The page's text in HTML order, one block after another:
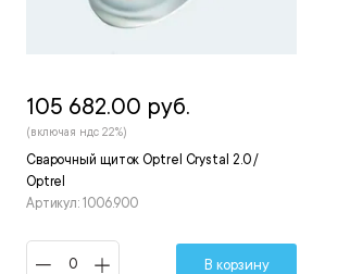
Сварочный щиток Optrel Сrystal 2.0 /
Optrel
Артикул: 1006.900
105 682.00 руб.
(включая ндс 22%)
В корзину